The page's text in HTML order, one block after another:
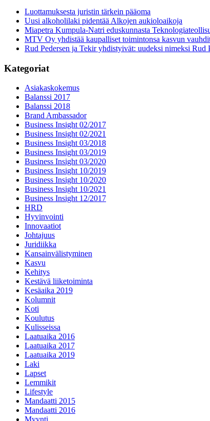
Luottamuksesta juristin tärkein pääoma
Uusi alkoholilaki pidentää Alkojen aukioloaikoja
Miapetra Kumpula-Natri eduskunnasta
MTV Oy yhdistää kaupalliset toimintonsa kasvun
Rud Pedersen ja Tekir yhdistyivät: uudeksi nimeksi Rud
Kategoriat
Asiakaskokemus
Balanssi 2017
Balanssi 2018
Brand Ambassador
Business Insight 02/2017
Business Insight 02/2021
Business Insight 03/2018
Business Insight 03/2019
Business Insight 03/2020
Business Insight 10/2019
Business Insight 10/2020
Business Insight 10/2021
Business Insight 12/2017
HRD
Hyvinvointi
Innovaatiot
Johtajuus
Juridiikka
Kansainvälistyminen
Kasvu
Kehitys
Kestävä liiketoiminta
Kesäaika 2019
Kolumnit
Koti
Koulutus
Kulisseissa
Laatuaika 2016
Laatuaika 2017
Laatuaika 2019
Laki
Lapset
Lemmikit
Lifestyle
Mandaatti 2015
Mandaatti 2016